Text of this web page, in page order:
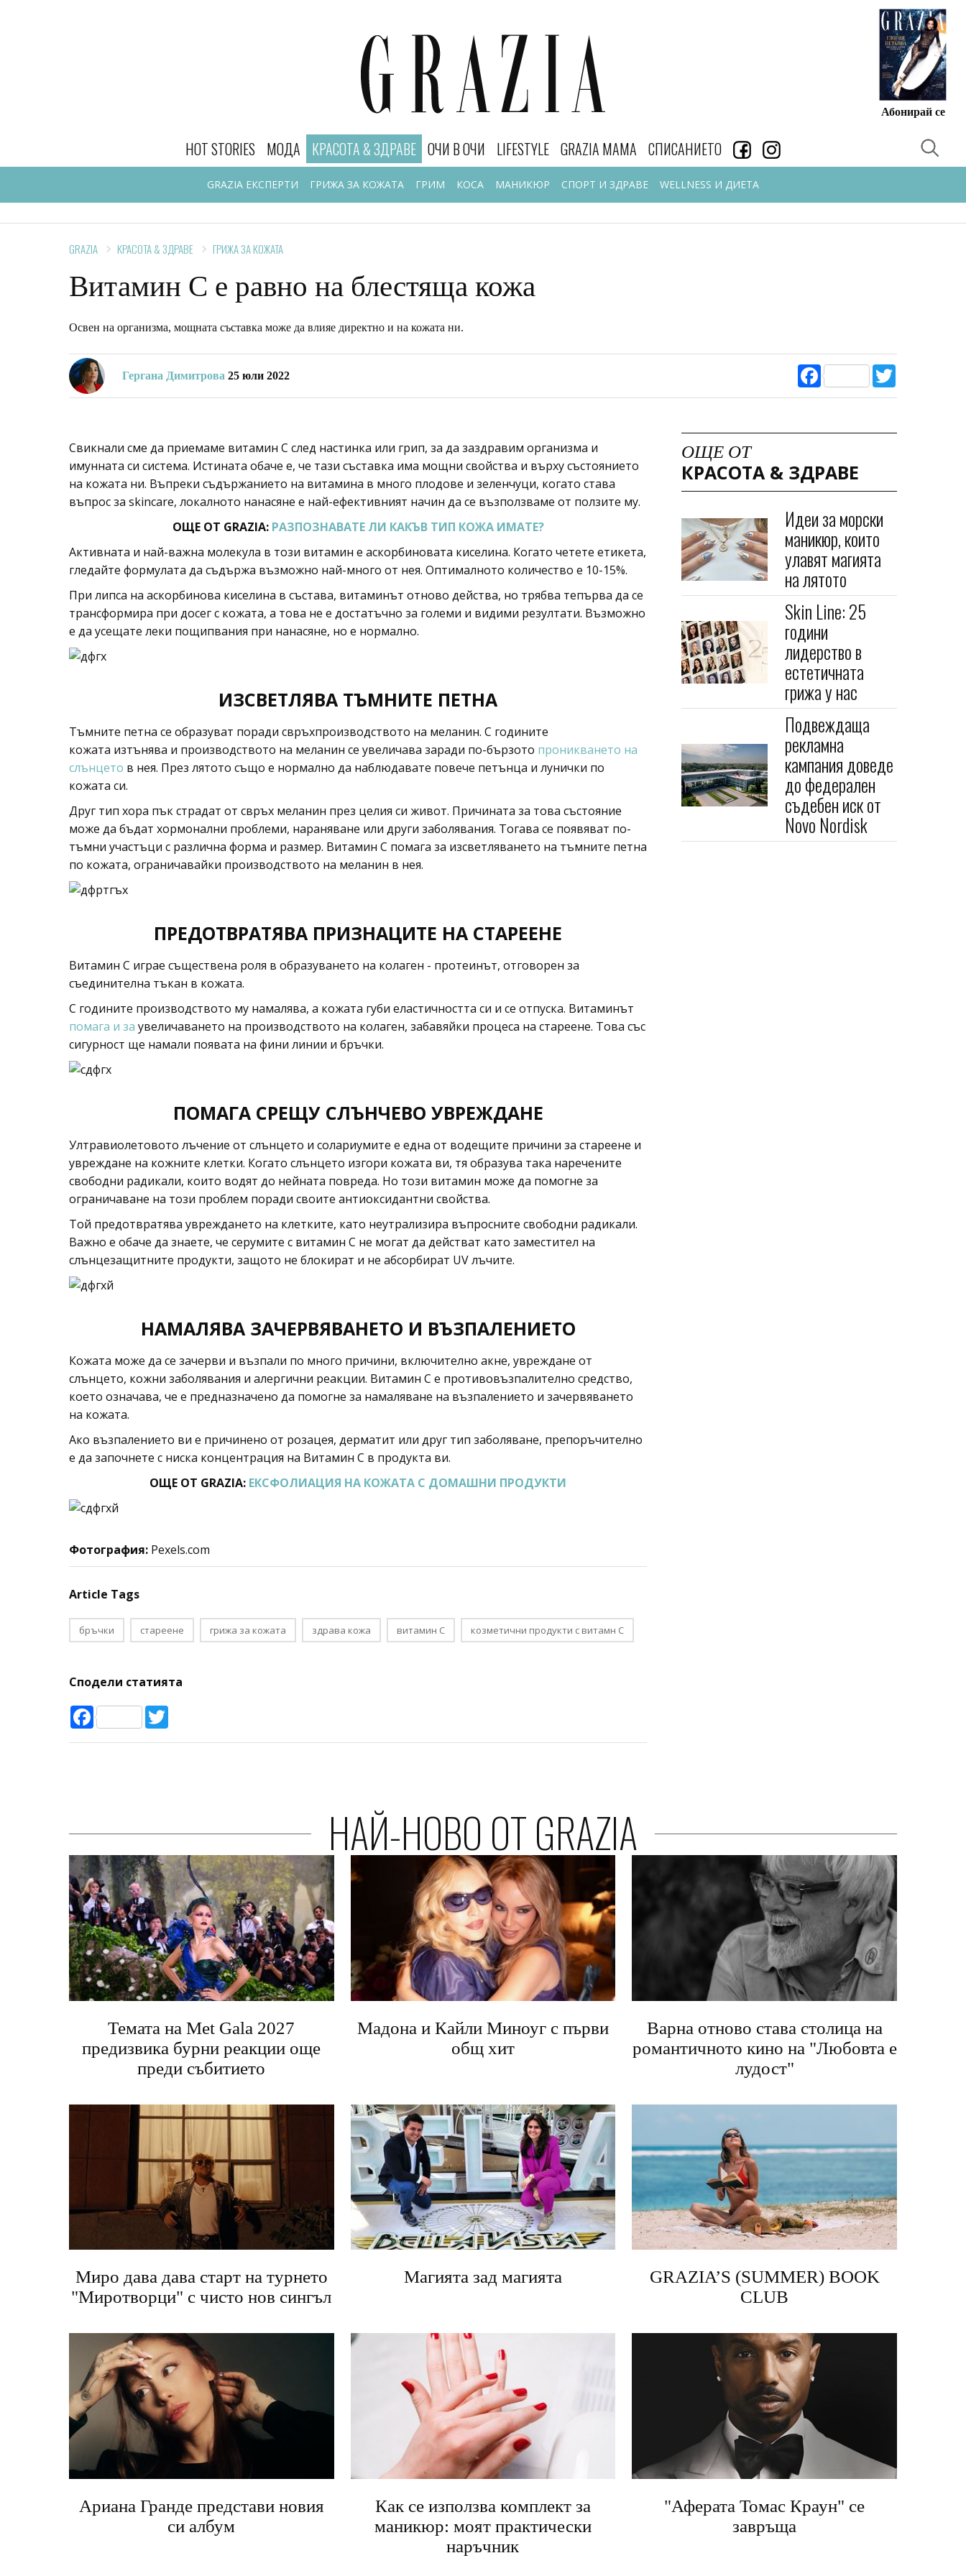
Абонирай се
HOT STORIES МОДА КРАСОТА & ЗДРАВЕ
GRAZIA ЕКСПЕРТИ ГРИЖА ЗА КОЖАТА ГРИМ КОСА МАНИКЮР СПОРТ И ЗДРАВЕ WELLNESS И ДИЕТА
ОЧИ В ОЧИ LIFESTYLE GRAZIA MAMA СПИСАНИЕТО
GRAZIA КРАСОТА & ЗДРАВЕ ГРИЖА ЗА КОЖАТА
Витамин C е равно на блестяща кожа
Освен на организма, мощната съставка може да влияе директно и на кожата ни.
Гергана Димитрова 25 юли 2022 Facebook
Свикнали сме да приемаме витамин C след настинка или грип, за да заздравим организма и
имунната си система. Истината обаче е, че тази съставка има мощни свойства и върху състоянието
на кожата ни. Въпреки съдържанието на витамина в много плодове и зеленчуци, когато става
въпрос за skincare, локалното нанасяне е най-ефективният начин да се възползваме от ползите му.
ОЩЕ ОТ GRAZIA: РАЗПОЗНАВАТЕ ЛИ КАКЪВ ТИП КОЖА ИМАТЕ?
Активната и най-важна молекула в този витамин е аскорбиновата киселина. Когато четете етикета,
гледайте формулата да съдържа възможно най-много от нея. Оптималното количество е 10-15%.
При липса на аскорбинова киселина в състава, витаминът отново действа, но трябва тепърва да се
трансформира при досег с кожата, а това не е достатъчно за големи и видими резултати. Възможно
е да усещате леки пощипвания при нанасяне, но е нормално.
ИЗСВЕТЛЯВА ТЪМНИТЕ ПЕТНА
Тъмните петна се образуват поради свръхпроизводството на меланин. С годините
кожата изтънява и производството на меланин се увеличава заради по-бързото проникването на
слънцето в нея. През лятото също е нормално да наблюдавате повече петънца и лунички по
кожата си.
Друг тип хора пък страдат от свръх меланин през целия си живот. Причината за това състояние
може да бъдат хормонални проблеми, нараняване или други заболявания. Тогава се появяват по-
тъмни участъци с различна форма и размер. Витамин C помага за изсветляването на тъмните петна
по кожата, ограничавайки производството на меланин в нея.
ПРЕДОТВРАТЯВА ПРИЗНАЦИТЕ НА СТАРЕЕНЕ
Витамин С играе съществена роля в образуването на колаген - протеинът, отговорен за
съединителна тъкан в кожата.
С годините производството му намалява, а кожата губи еластичността си и се отпуска. Витаминът
помага и за увеличаването на производството на колаген, забавяйки процеса на стареене. Това със
сигурност ще намали появата на фини линии и бръчки.
ПОМАГА СРЕЩУ СЛЪНЧЕВО УВРЕЖДАНЕ
Ултравиолетовото лъчение от слънцето и солариумите е една от водещите причини за стареене и
увреждане на кожните клетки. Когато слънцето изгори кожата ви, тя образува така наречените
свободни радикали, които водят до нейната повреда. Но този витамин може да помогне за
ограничаване на този проблем поради своите антиоксидантни свойства.
Той предотвратява увреждането на клетките, като неутрализира въпросните свободни радикали.
Важно е обаче да знаете, че серумите с витамин C не могат да действат като заместител на
слънцезащитните продукти, защото не блокират и не абсорбират UV лъчите.
НАМАЛЯВА ЗАЧЕРВЯВАНЕТО И ВЪЗПАЛЕНИЕТО
Кожата може да се зачерви и възпали по много причини, включително акне, увреждане от
слънцето, кожни заболявания и алергични реакции. Витамин C е противовъзпалително средство,
което означава, че е предназначено да помогне за намаляване на възпалението и зачервяването
на кожата.
Ако възпалението ви е причинено от розацея, дерматит или друг тип заболяване, препоръчително
е да започнете с ниска концентрация на Витамин C в продукта ви.
ОЩЕ ОТ GRAZIA: ЕКСФОЛИАЦИЯ НА КОЖАТА С ДОМАШНИ ПРОДУКТИ
Фотография: Pexels.com
Article Tags
бръчки стареене грижа за кожата здрава кожа витамин С козметични продукти с витамн С
Сподели статията
Facebook
ОЩЕ ОТ
КРАСОТА & ЗДРАВЕ
Идеи за морски
маникюр, които
улавят магията
на лятото
Skin Line: 25
години
лидерство в
естетичната
грижа у нас
Подвеждаща
рекламна
кампания доведе
до федерален
съдебен иск от
Novo Nordisk
НАЙ-НОВО ОТ GRAZIA
Темата на Met Gala 2027
предизвика бурни реакции още
преди събитието
Мадона и Кайли Миноуг с първи
общ хит
Варна отново става столица на
романтичното кино на "Любовта е
лудост"
Миро дава дава старт на турнето
"Миротворци" с чисто нов сингъл
Магията зад магията
GRAZIA’S (SUMMER) BOOK
CLUB
Ариана Гранде представи новия
си албум
Как се използва комплект за
маникюр: моят практически
наръчник
"Аферата Томас Краун" се
завръща